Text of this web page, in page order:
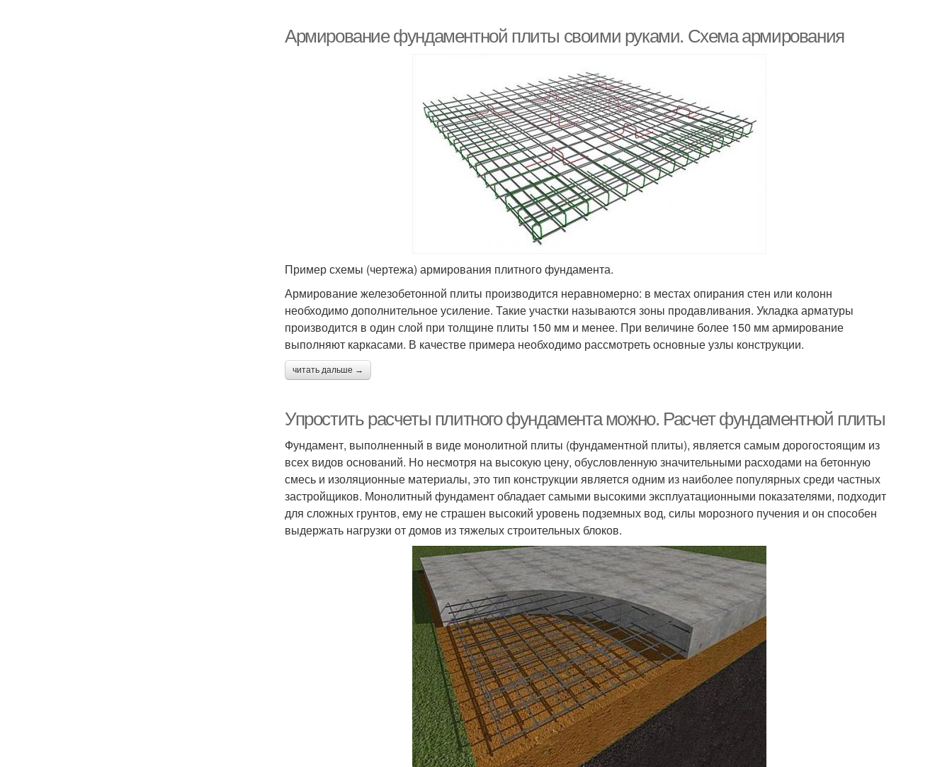
Армирование фундаментной плиты своими руками. Схема армирования
Пример схемы (чертежа) армирования плитного фундамента.
Армирование железобетонной плиты производится неравномерно: в местах опирания стен или колонн
необходимо дополнительное усиление. Такие участки называются зоны продавливания. Укладка арматуры
производится в один слой при толщине плиты 150 мм и менее. При величине более 150 мм армирование
выполняют каркасами. В качестве примера необходимо рассмотреть основные узлы конструкции.
читать дальше →
Упростить расчеты плитного фундамента можно. Расчет фундаментной плиты
Фундамент, выполненный в виде монолитной плиты (фундаментной плиты), является самым дорогостоящим из
всех видов оснований. Но несмотря на высокую цену, обусловленную значительными расходами на бетонную
смесь и изоляционные материалы, это тип конструкции является одним из наиболее популярных среди частных
застройщиков. Монолитный фундамент обладает самыми высокими эксплуатационными показателями, подходит
для сложных грунтов, ему не страшен высокий уровень подземных вод, силы морозного пучения и он способен
выдержать нагрузки от домов из тяжелых строительных блоков.